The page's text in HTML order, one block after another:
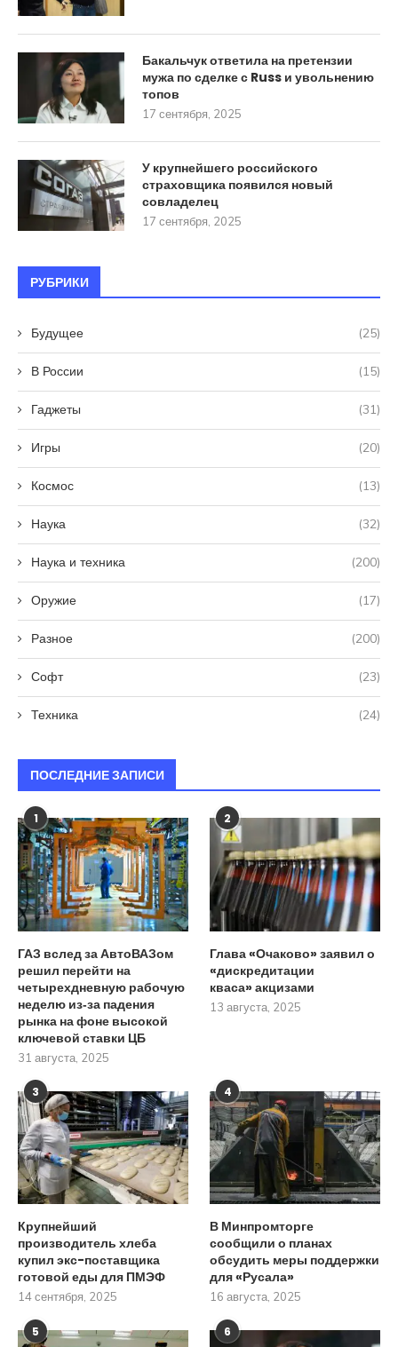
Бакальчук ответила на претензии
мужа по сделке с Russ и увольнению
топов
17 сентября, 2025
У крупнейшего российского
страховщика появился новый
совладелец
17 сентября, 2025
РУБРИКИ
Будущее (25)
В России (15)
Гаджеты (31)
Игры (20)
Космос (13)
Наука (32)
Наука и техника (200)
Оружие (17)
Разное (200)
Софт (23)
Техника (24)
ПОСЛЕДНИЕ ЗАПИСИ
1
ГАЗ вслед за АвтоВАЗом
решил перейти на
четырехдневную рабочую
неделю из‑за падения
рынка на фоне высокой
ключевой ставки ЦБ
31 августа, 2025
2
Глава «Очаково» заявил о
«дискредитации
кваса» акцизами
13 августа, 2025
3
Крупнейший
производитель хлеба
купил экс-поставщика
готовой еды для ПМЭФ
14 сентября, 2025
4
В Минпромторге
сообщили о планах
обсудить меры поддержки
для «Русала»
16 августа, 2025
5 6